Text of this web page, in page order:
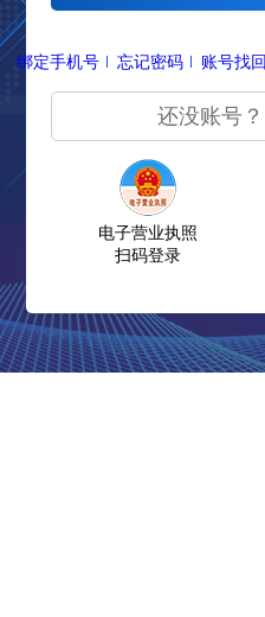
绑定手机号 忘记密码 账号找回
还没账号
电子营业执照
扫码登录